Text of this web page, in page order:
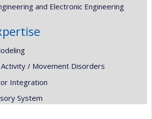
and Electronic Engineering
/ Movement Disorders
Integration
System